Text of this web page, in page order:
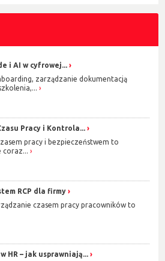
i AI w cyfrowej...
zarządzanie dokumentacją
Pracy i Kontrola...
pracy i bezpieczeństwem to
coraz...
RCP dla firmy
czasem pracy pracowników to
HR – jak usprawniają...